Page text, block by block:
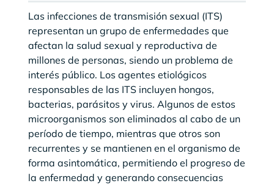
Las infecciones de transmisión sexual (ITS)
representan un grupo de enfermedades que
afectan la salud sexual y reproductiva de
millones de personas, siendo un problema de
interés público. Los agentes etiológicos
responsables de las ITS incluyen hongos,
bacterias, parásitos y virus. Algunos de estos
microorganismos son eliminados al cabo de un
período de tiempo, mientras que otros son
recurrentes y se mantienen en el organismo de
forma asintomática, permitiendo el progreso de
la enfermedad y generando consecuencias